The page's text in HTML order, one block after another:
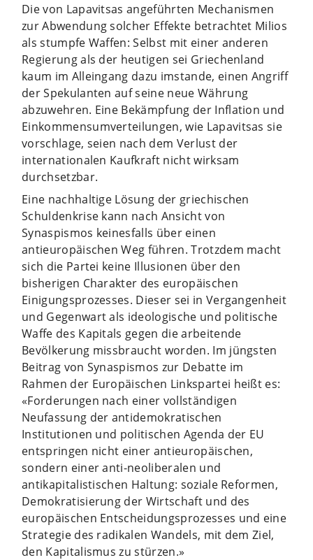
Die von Lapavitsas angeführten Mechanismen
zur Abwendung solcher Effekte betrachtet Milios
als stumpfe Waffen: Selbst mit einer anderen
Regierung als der heutigen sei Griechenland
kaum im Alleingang dazu imstande, einen Angriff
der Spekulanten auf seine neue Währung
abzuwehren. Eine Bekämpfung der Inflation und
Einkommensumverteilungen, wie Lapavitsas sie
vorschlage, seien nach dem Verlust der
internationalen Kaufkraft nicht wirksam
durchsetzbar.
Eine nachhaltige Lösung der griechischen
Schuldenkrise kann nach Ansicht von
Synaspismos keinesfalls über einen
antieuropäischen Weg führen. Trotzdem macht
sich die Partei keine Illusionen über den
bisherigen Charakter des europäischen
Einigungsprozesses. Dieser sei in Vergangenheit
und Gegenwart als ideologische und politische
Waffe des Kapitals gegen die arbeitende
Bevölkerung missbraucht worden. Im jüngsten
Beitrag von Synaspismos zur Debatte im
Rahmen der Europäischen Linkspartei heißt es:
«Forderungen nach einer vollständigen
Neufassung der antidemokratischen
Institutionen und politischen Agenda der EU
entspringen nicht einer antieuropäischen,
sondern einer anti-neoliberalen und
antikapitalistischen Haltung: soziale Reformen,
Demokratisierung der Wirtschaft und des
europäischen Entscheidungsprozesses und eine
Strategie des radikalen Wandels, mit dem Ziel,
den Kapitalismus zu stürzen.»